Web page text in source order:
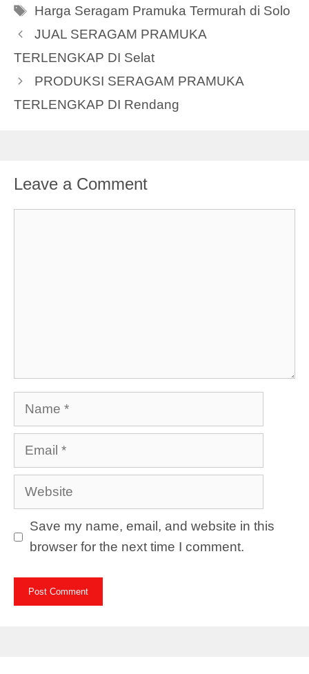
Tags
Harga Seragam Pramuka Termurah di Solo
JUAL SERAGAM PRAMUKA
TERLENGKAP DI Selat
PRODUKSI SERAGAM PRAMUKA
TERLENGKAP DI Rendang
Leave a Comment
Name
Email
Website
Save my name, email, and website in this
browser for the next time I comment.